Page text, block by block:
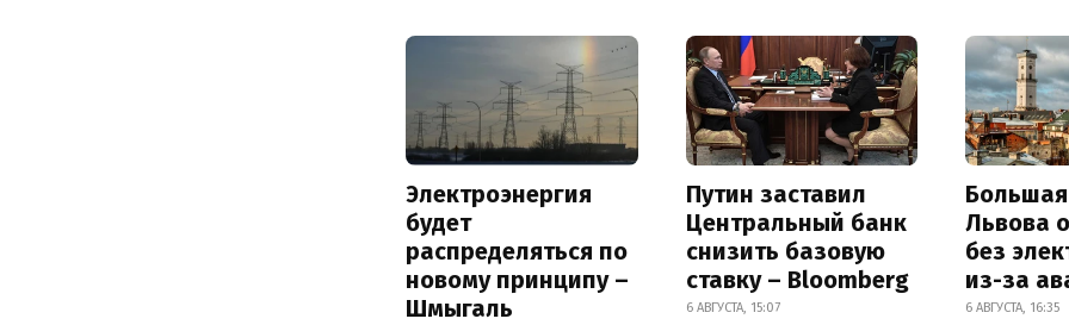
Электроэнергия
будет
распределяться по
новому принципу –
Шмыгаль
Путин заставил
Центральный банк
снизить базовую
ставку – Bloomberg
6 АВГУСТА, 15:07
Львова
без
из-за
6 АВГУСТА, 16:35